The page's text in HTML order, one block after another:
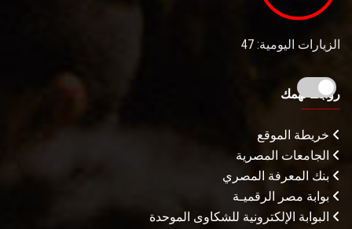
الزيارات اليومية: 47
روابط تهمك
خريطة الموقع
الجامعات المصرية
بنك المعرفة المصري
بوابة مصر الرقميـة
البوابة الإلكترونية للشكاوى الموحدة